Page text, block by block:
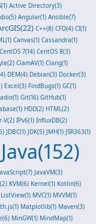
Active Directory(3)
Angular(1) Ansible(7)
C++(8) CFD(4) CI(1)
Canvas(1) Cassandra(1)
CentOS 7(14) CentOS 8(3)
ClamAV(1) Clang(1)
DEM(4) Debian(3) Docker(3)
Excel(3) FindBugs(1) GC(1)
Git(16) GitHub(1)
HDD(2) HTML(2)
V(2) IPv6(1) InfluxDB(2)
JDBC(1) JDK(5) JMH(1) JSR363(1)
Java(152)
JavaVM(3)
KVM(6) Kernel(1) Kotlin(6)
ListView(1) MVC(1) MVVM(1)
Matplotlib(1) Maven(3)
MinGW(1) MindMap(1)